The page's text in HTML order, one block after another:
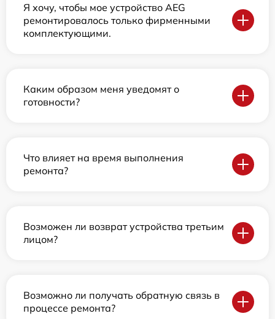
Я хочу, чтобы мое устройство AEG
ремонтировалось только фирменными
комплектующими.
Каким образом меня уведомят о
готовности?
Что влияет на время выполнения
ремонта?
Возможен ли возврат устройства третьим
лицом?
Возможно ли получать обратную связь в
процессе ремонта?